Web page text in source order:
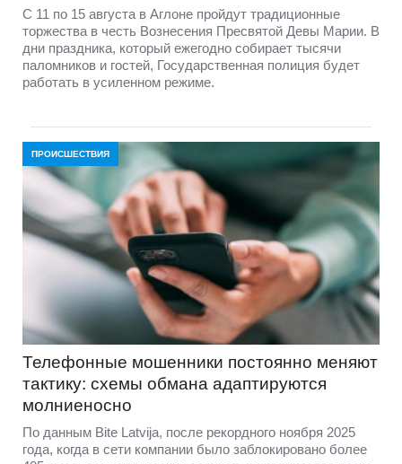
С 11 по 15 августа в Аглоне пройдут традиционные
торжества в честь Вознесения Пресвятой Девы Марии. В
дни праздника, который ежегодно собирает тысячи
паломников и гостей, Государственная полиция будет
работать в усиленном режиме.
ПРОИСШЕСТВИЯ
Телефонные мошенники постоянно меняют
тактику: схемы обмана адаптируются
молниеносно
По данным Bite Latvija, после рекордного ноября 2025
года, когда в сети компании было заблокировано более